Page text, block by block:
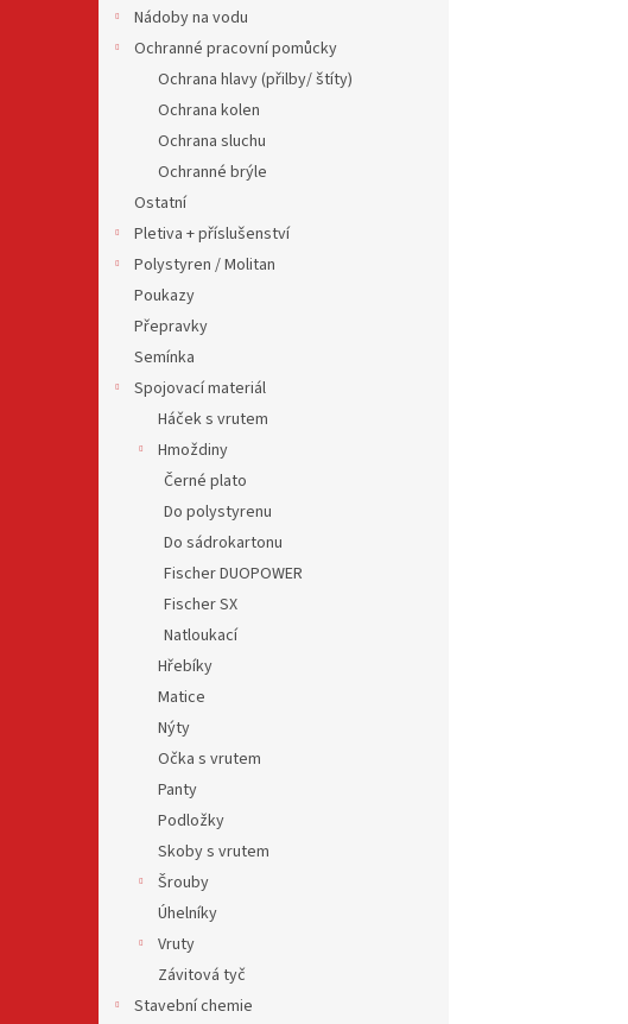
Nádoby na vodu
Ochranné pracovní pomůcky
Ochrana hlavy (přilby/ štíty)
Ochrana kolen
Ochrana sluchu
Ochranné brýle
Ostatní
Pletiva + příslušenství
Polystyren / Molitan
Poukazy
Přepravky
Semínka
Spojovací materiál
Háček s vrutem
Hmoždiny
Černé plato
Do polystyrenu
Do sádrokartonu
Fischer DUOPOWER
Fischer SX
Natloukací
Hřebíky
Matice
Nýty
Očka s vrutem
Panty
Podložky
Skoby s vrutem
Šrouby
Úhelníky
Vruty
Závitová tyč
Stavební chemie